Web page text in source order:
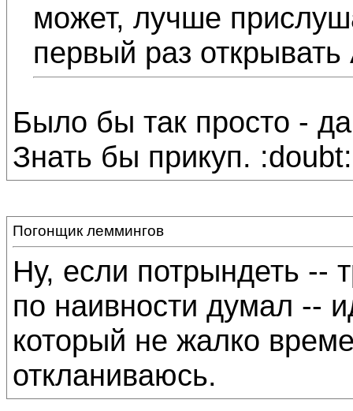
может, лучше
первый раз
Было бы так просто -
Знать бы прикуп. :doubt:
Погонщик леммингов
Ну, если потрындеть --
по наивности думал --
который не жалко
откланиваюсь.